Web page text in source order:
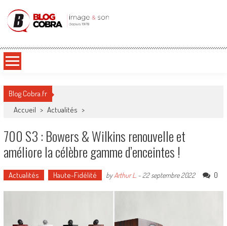
Blog Cobra
Blog Cobra.fr
Accueil > Actualités >
700 S3 : Bowers & Wilkins renouvelle et
améliore la célèbre gamme d’enceintes !
Actualités Haute-Fidélité byArthur L. - 22 septembre 2022 0